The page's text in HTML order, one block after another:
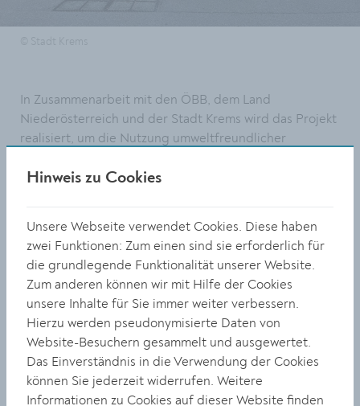
In Zusammenarbeit mit den ÖBB, dem Land
Niederösterreich und der Stadt Krems wird das Projekt
realisiert, um die Nutzung umweltfreundlicher
überdachten Fahrradabstellplätze sollen den Umstieg
Derzeit stehen am Bahnhof 156 überdachte
Fahrradstellplätze zur Verfügung. Nach Abschluss der
Bauarbeiten, die bis Frühjahr 2025 geplant sind, wird
die Kapazität um 102 zusätzliche Stellplätze erweitert.
Somit werden insgesamt 258 überdachte Abstellplätze
bereitstehen – eine Kapazitätssteigerung von etwa 65
Prozent. Die bestehenden 15 Mopedabstellplätze
bleiben erhalten.
Hinweis zu Cookies
Unsere Webseite verwendet Cookies. Diese haben
zwei Funktionen: Zum einen sind sie erforderlich für
die grundlegende Funktionalität unserer Website.
Zum anderen können wir mit Hilfe der Cookies
unsere Inhalte für Sie immer weiter verbessern.
Hierzu werden pseudonymisierte Daten von
Website-Besuchern gesammelt und ausgewertet.
Das Einverständnis in die Verwendung der Cookies
können Sie jederzeit widerrufen. Weitere
Informationen zu Cookies auf dieser Website finden